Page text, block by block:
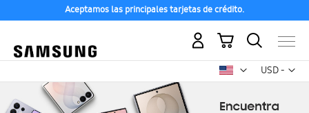
Aceptamos las principales tarjetas de crédito.
USD -
dólar
Mi carrito